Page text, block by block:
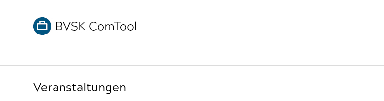
Veranstaltungen